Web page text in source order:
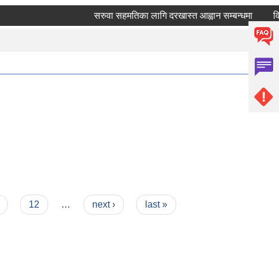
सरुवा सहमतिका लागि दरखास्त आह्वान सम्बन्धमा
12 … next › last »